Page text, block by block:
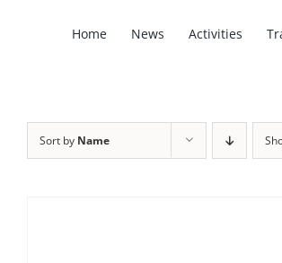
Home News Activities
Sort by Name